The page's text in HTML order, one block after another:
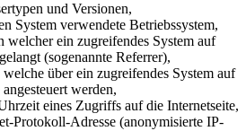
und Versionen,
System verwendete Betriebssystem,
welcher ein zugreifendes System auf
(sogenannte Referrer),
über ein zugreifendes System auf
werden,
eines Zugriffs auf die Internetseite,
Protokoll-Adresse (anonymisierte IP-